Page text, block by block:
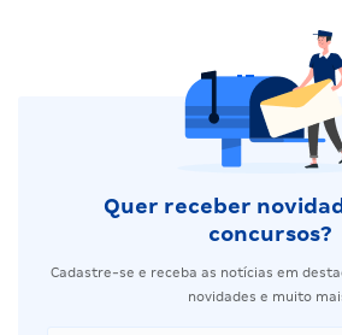
Quer receber
concursos?
Cadastre-se e receba as notícias em
novidades e muito